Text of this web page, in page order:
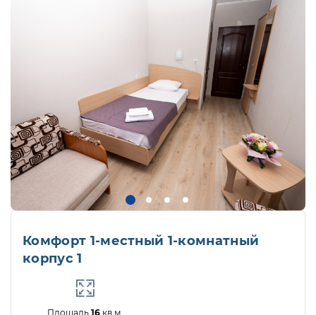
Комфорт 1-местный 1-комнатный
корпус 1
Площадь16 кв.м.